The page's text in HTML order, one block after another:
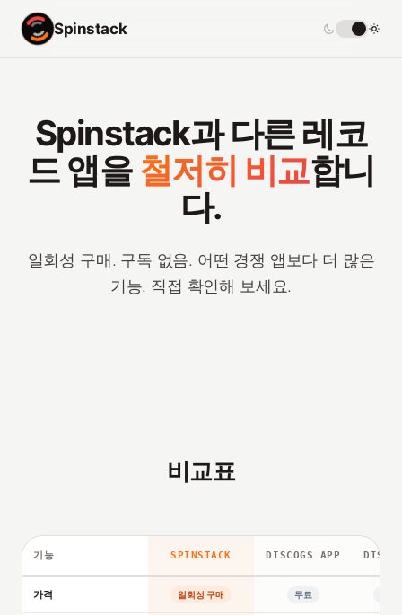
Spinstack
Spinstack과 다른 레코
드 앱을철저히 비교합니
다.
일회성 구매. 구독 없음. 어떤 경쟁 앱보다 더 많은
기능. 직접 확인해 보세요.
비교표
기능 SPINSTACK DISCOGS APP
가격 일회성 구매 무료